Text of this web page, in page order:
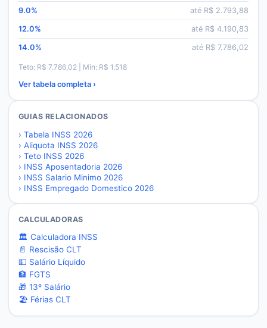
9.0% até R$ 2.793,88
12.0% até R$ 4.190,83
14.0% até R$ 7.786,02
Teto: R$ 7.786,02 | Min: R$ 1.518
Ver tabela completa ›
GUIAS RELACIONADOS
› Tabela INSS 2026
› Aliquota INSS 2026
› Teto INSS 2026
› INSS Aposentadoria 2026
› INSS Salario Minimo 2026
› INSS Empregado Domestico 2026
CALCULADORAS
🏛️ Calculadora INSS
📄 Rescisão CLT
💵 Salário Líquido
🏦 FGTS
🎁 13º Salário
🏖️ Férias CLT